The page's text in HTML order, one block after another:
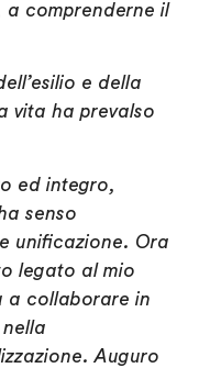
a comprenderne il
e della
vita ha prevalso
ed integro,
senso
unificazione. Ora
legato al mio
a collaborare in
Auguro